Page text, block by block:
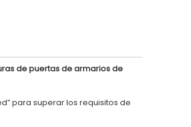
de puertas de armarios de
para superar los requisitos de